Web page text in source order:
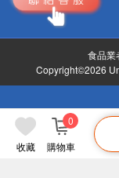
收藏 購物車
0
食品業
Copyright©2026